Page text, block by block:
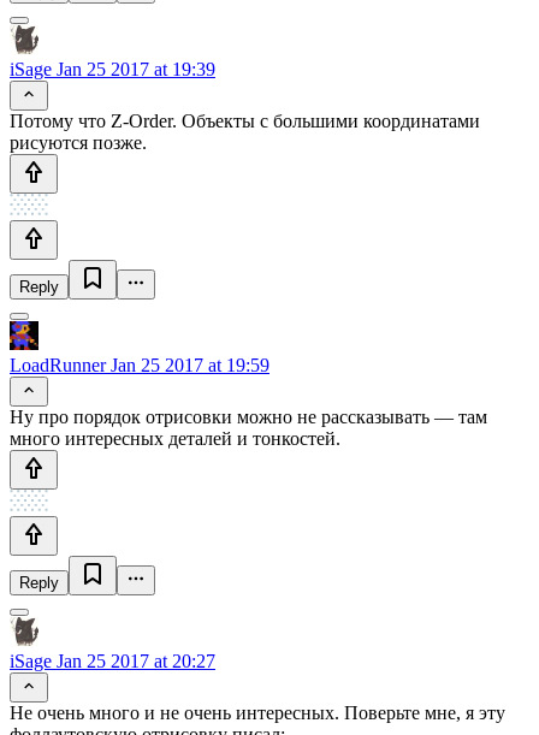
iSage Jan 25 2017 at 19:39
Потому что Z-Order. Объекты с большими координатами
рисуются позже.
Reply
LoadRunnerJan 25 2017 at 19:59
Ну про порядок отрисовки можно не рассказывать — там
много интересных деталей и тонкостей.
Reply
iSage Jan 25 2017 at 20:27
Не очень много и не очень интересных. Поверьте мне, я эту